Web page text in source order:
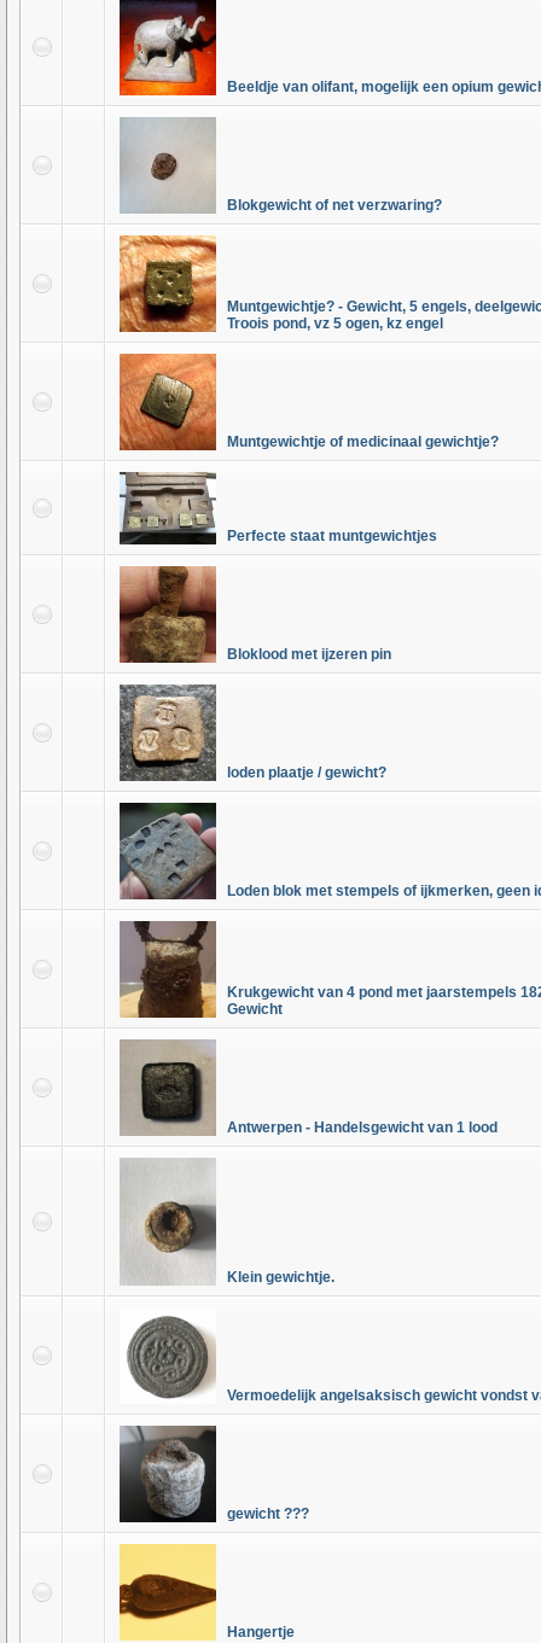
Beeldje van olifant, mogelijk een opium
Blokgewicht of net verzwaring?
Muntgewichtje? - Gewicht, 5 engels,
Troois pond, vz 5 ogen, kz engel
Muntgewichtje of medicinaal gewichtje?
Perfecte staat muntgewichtjes
Bloklood met ijzeren pin
loden plaatje / gewicht?
Loden blok met stempels of ijkmerken, geen
Krukgewicht van 4 pond met jaarstempels
Gewicht
Antwerpen - Handelsgewicht van 1 lood
Klein gewichtje.
Vermoedelijk angelsaksisch gewicht vondst
gewicht ???
Hangertje